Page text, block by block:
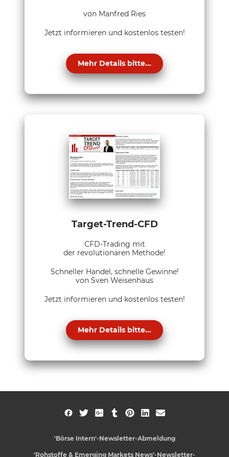
von Manfred Ries
Jetzt informieren und kostenlos testen!
Mehr Details bitte...
Target-Trend-CFD
CFD-Trading mit
der revolutionären Methode!
Schneller Handel, schnelle Gewinne!
von Sven Weisenhaus
Jetzt informieren und kostenlos testen!
Mehr Details bitte...
'Börse Intern'-Newsletter-Abmeldung
'Rohstoffe & Emerging Markets News'-Newsletter-